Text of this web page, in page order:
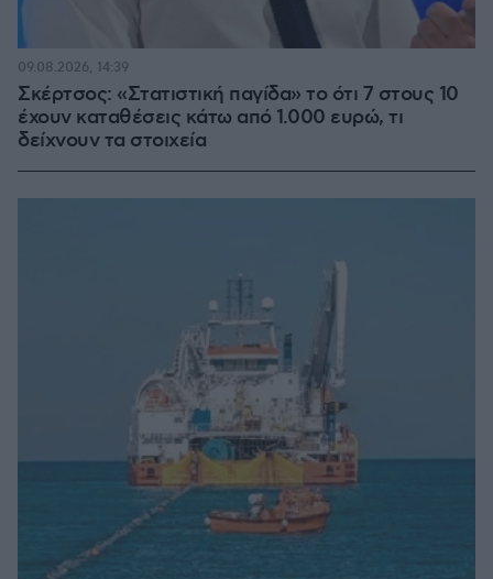
Σκέρτσος: «Στατιστική παγίδα» το ότι 7 στους 10
έχουν καταθέσεις κάτω από 1.000 ευρώ, τι
δείχνουν τα στοιχεία
09.08.2026, 14:39